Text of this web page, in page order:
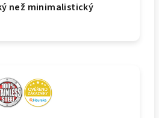
než minimalistický